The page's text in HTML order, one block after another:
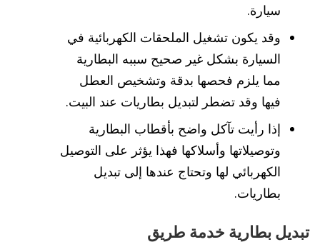
سيارة.
وقد يكون تشغيل الملحقات الكهربائية في
السيارة بشكل غير صحيح سببه البطارية
مما يلزم فحصها بدقة وتشخيص العطل
فيها وقد تضطر لتبديل بطاريات عند البيت.
إذا رأيت تآكل واضح بأقطاب البطارية
وتوصيلاتها وأسلاكها فهذا يؤثر على التوصيل
الكهربائي لها وتحتاج عندها إلى تبديل
بطاريات.
تبديل بطارية خدمة طريق